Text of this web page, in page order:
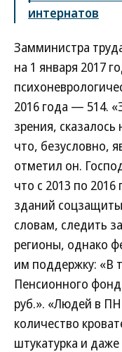
интернатов
Замминистра
на 1 января 2017
2016 года — 514.
зрения,
что, безусловно,
отметил он.
что с 2013 по
зданий
словам, следить
регионы, однако
им поддержку: «В
Пенсионного
руб.». «Людей в
количество
штукатурка и